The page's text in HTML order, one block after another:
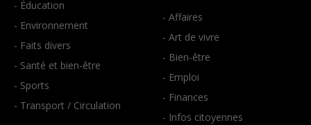
- Éducation
- Environnement
- Faits divers
- Santé et bien-être
- Sports
- Transport / Circulation
- Affaires
- Art de vivre
- Bien-être
- Emploi
- Finances
- Infos citoyennes